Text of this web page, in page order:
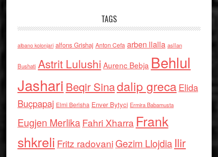
TAGS
albano kolonjari alfons Grishaj Anton Cefa arben llalla asllan
Bushati Astrit Lulushi Aurenc Bebja Behlul
Jashari Beqir Sinadalip grecaElida
Buçpapaj Elmi Berisha Enver Bytyci Ermira Babamusta
Eugjen MerlikaFahri Xharra Frank
shkreli Fritz radovaniGezim Llojdia Ilir